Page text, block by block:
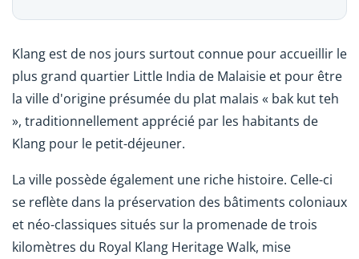
Klang est de nos jours surtout connue pour accueillir le
plus grand quartier Little India de Malaisie et pour être
la ville d'origine présumée du plat malais « bak kut teh
», traditionnellement apprécié par les habitants de
Klang pour le petit-déjeuner.
La ville possède également une riche histoire. Celle-ci
se reflète dans la préservation des bâtiments coloniaux
et néo-classiques situés sur la promenade de trois
kilomètres du Royal Klang Heritage Walk, mise